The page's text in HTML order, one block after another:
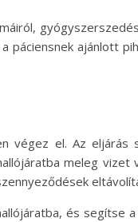
páciensnek ajánlott
végez el. Az
meleg vizet
és segítse